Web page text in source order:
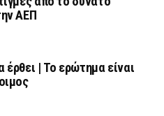
ΑΕΠ
έρθει | Το ερώτημα είναι